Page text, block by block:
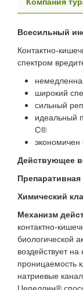
Всесильный
Контактно-
спектром
широкий
сильный
идеальный
С®
экономичен
Действующее
Химический
Механизм
контактно-
биологической
воздействует
проницаемость
натриевые